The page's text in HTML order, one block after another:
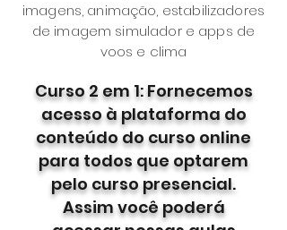
imagens, animação, estabilizadores
de imagem simulador e apps de
voos e clima
Curso 2 em 1: Fornecemos
acesso à plataforma do
conteúdo do curso online
para todos que optarem
pelo curso presencial.
Assim você poderá